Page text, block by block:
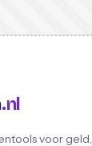
.nl
voor geld,